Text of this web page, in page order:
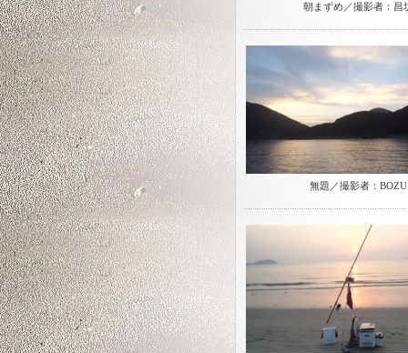
朝まずめ／撮影者：昌
無題／撮影者：BOZU